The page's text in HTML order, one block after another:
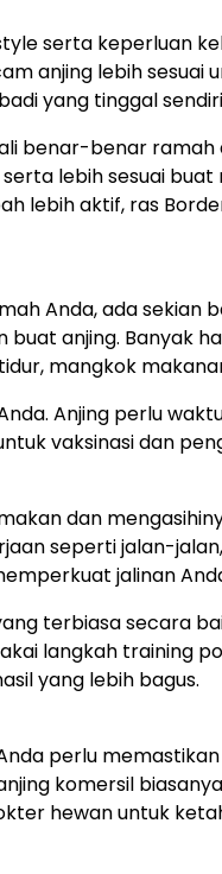
serta keperluan
anjing lebih sesuai
yang tinggal
benar-benar
lebih sesuai
lebih aktif, ras
Anda, ada sekian
anjing. Banyak
mangkok
Anjing perlu
vaksinasi dan
dan
seperti jalan-
jalinan
terbiasa secara
langkah training
yang lebih bagus.
perlu
komersil
hewan untuk